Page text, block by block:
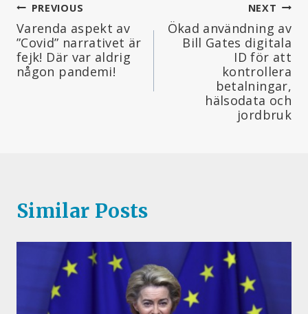
Inläggsnavigering
PREVIOUS
Varenda aspekt av
”Covid” narrativet är
fejk! Där var aldrig
någon pandemi!
NEXT
Ökad användning av
Bill Gates digitala
ID för att
kontrollera
betalningar,
hälsodata och
jordbruk
Similar Posts